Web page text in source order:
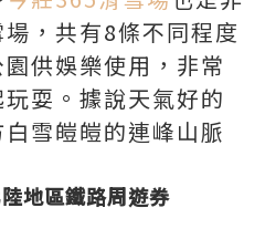
，共有8條不同程度
供娛樂使用，非常
耍。據說天氣好的
雪皚皚的連峰山脈
地區鐵路周遊券